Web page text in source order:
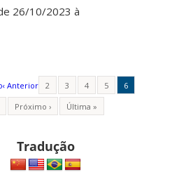
26/10/2023 à
‹ Anterior 2 3 4 5
6
Próximo › Última »
Tradução